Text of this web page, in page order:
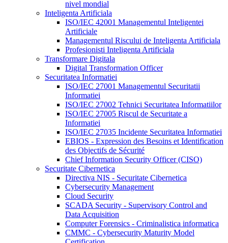
nivel mondial
Inteligenta Artificiala
ISO/IEC 42001 Managementul Inteligentei
Artificiale
Managementul Riscului de Inteligenta Artificiala
Profesionisti Inteligenta Artificiala
Transformare Digitala
Digital Transformation Officer
Securitatea Informatiei
ISO/IEC 27001 Managementul Securitatii
Informatiei
ISO/IEC 27002 Tehnici Securitatea Informatiilor
ISO/IEC 27005 Riscul de Securitate a
Informatiei
ISO/IEC 27035 Incidente Securitatea Informatiei
EBIOS - Expression des Besoins et Identification
des Objectifs de Sécurité
Chief Information Security Officer (CISO)
Securitate Cibernetica
Directiva NIS - Securitate Cibernetica
Cybersecurity Management
Cloud Security
SCADA Security - Supervisory Control and
Data Acquisition
Computer Forensics - Criminalistica informatica
CMMC - Cybersecurity Maturity Model